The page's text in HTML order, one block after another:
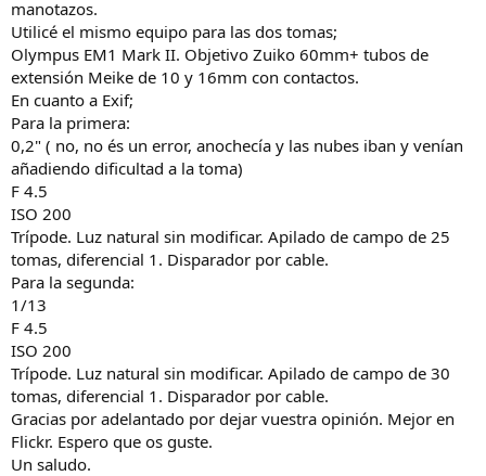
manotazos.
Utilicé el mismo equipo para las dos tomas;
Olympus EM1 Mark II. Objetivo Zuiko 60mm+ tubos de
extensión Meike de 10 y 16mm con contactos.
En cuanto a Exif;
Para la primera:
0,2" ( no, no és un error, anochecía y las nubes iban y venían
añadiendo dificultad a la toma)
F 4.5
ISO 200
Trípode. Luz natural sin modificar. Apilado de campo de 25
tomas, diferencial 1. Disparador por cable.
Para la segunda:
1/13
F 4.5
ISO 200
Trípode. Luz natural sin modificar. Apilado de campo de 30
tomas, diferencial 1. Disparador por cable.
Gracias por adelantado por dejar vuestra opinión. Mejor en
Flickr. Espero que os guste.
Un saludo.